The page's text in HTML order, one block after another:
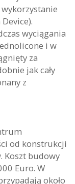
wyciągania
i w
za
jak cały
z
od konstrukcji
Koszt budowy
Euro. W
około